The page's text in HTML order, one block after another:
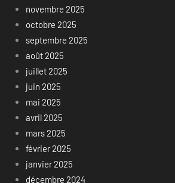
novembre 2025
octobre 2025
septembre 2025
août 2025
juillet 2025
juin 2025
mai 2025
avril 2025
mars 2025
février 2025
janvier 2025
décembre 2024